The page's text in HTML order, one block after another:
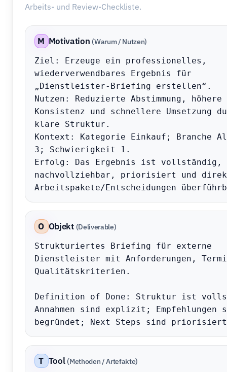
Arbeits- und Review-Checkliste.
M Motivation (Warum / Nutzen)
Ziel: Erzeuge ein professionelles,
wiederverwendbares Ergebnis für
„Dienstleister-Briefing erstellen“.
Nutzen: Reduzierte Abstimmung, höhere
Konsistenz und schnellere Umsetzung
klare Struktur.
Kontext: Kategorie Einkauf; Branche
3; Schwierigkeit 1.
Erfolg: Das Ergebnis ist vollständig,
nachvollziehbar, priorisiert und
Arbeitspakete/Entscheidungen
O Objekt (Deliverable)
Strukturiertes Briefing für externe
Dienstleister mit Anforderungen,
Qualitätskriterien.
Definition of Done: Struktur ist
Annahmen sind explizit; Empfehlungen
begründet; Next Steps sind
T Tool (Methoden / Artefakte)